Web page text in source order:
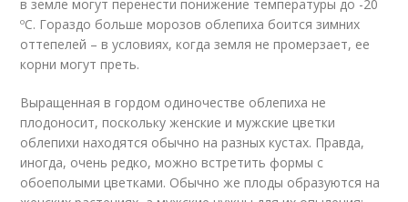
в земле могут перенести понижение температуры до -20
ºC. Гораздо больше морозов облепиха боится зимних
оттепелей – в условиях, когда земля не промерзает, ее
корни могут преть.
Выращенная в гордом одиночестве облепиха не
плодоносит, поскольку женские и мужские цветки
облепихи находятся обычно на разных кустах. Правда,
иногда, очень редко, можно встретить формы с
обоеполыми цветками. Обычно же плоды образуются на